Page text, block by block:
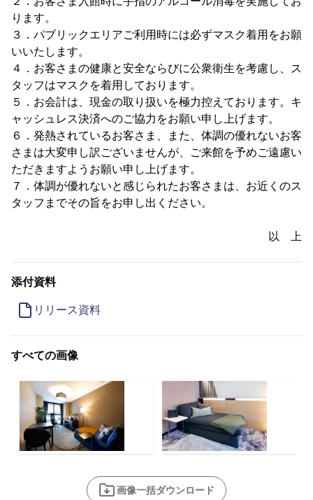
ります。
３．パブリックエリアご利用時には必ずマスク着用をお願
いいたします。
４．お客さまの健康と安全ならびに公衆衛生を考慮し、ス
タッフはマスクを着用しております。
５．お会計は、現金の取り扱いを極力控えております。キ
ャッシュレス決済へのご協力をお願い申し上げます。
６．発熱されているお客さま、また、体調の優れないお客
さまは大変申し訳ございませんが、ご来館を予めご遠慮い
ただきますようお願い申し上げます。
７．体調が優れないと感じられたお客さまは、お近くのス
タッフまでその旨をお申し出ください。
以 上
添付資料
リリース資料
すべての画像
画像一括ダウンロード